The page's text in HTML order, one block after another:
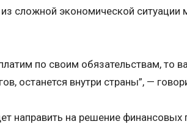
сложной экономической ситуации
по своим обязательствам, то
останется внутри страны”, —
направить на решение финансовых